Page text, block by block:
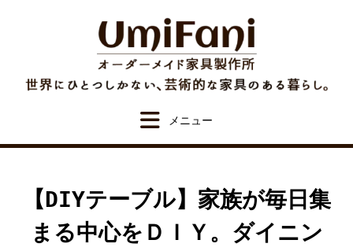
【DIYテーブル】家族が毎日集
まる中心をＤＩＹ。ダイニン